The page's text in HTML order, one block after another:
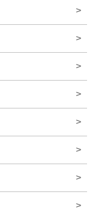
>
>
>
>
>
>
>
>